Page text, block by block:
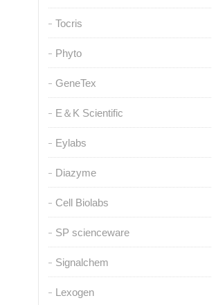
Tocris
Phyto
GeneTex
E＆K Scientific
Eylabs
Diazyme
Cell Biolabs
SP scienceware
Signalchem
Lexogen